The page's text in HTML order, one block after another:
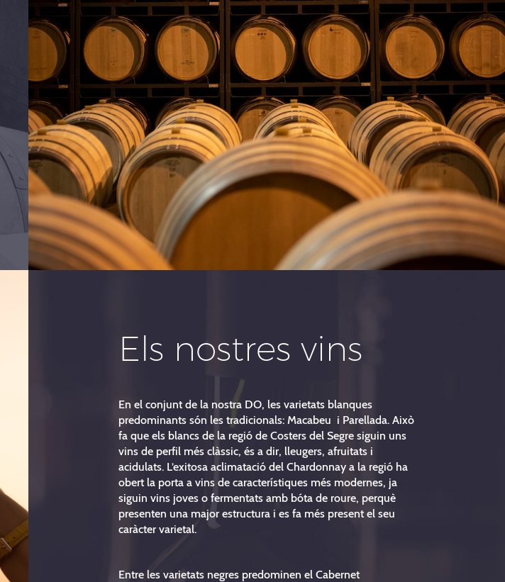
Els nostres vins
En el conjunt de la nostra DO, les varietats blanques
predominants són les tradicionals: Macabeu i Parellada. Això
fa que els blancs de la regió de Costers del Segre siguin uns
vins de perfil més clàssic, és a dir, lleugers, afruitats i
acidulats. L’exitosa aclimatació del Chardonnay a la regió ha
obert la porta a vins de característiques més modernes, ja
siguin vins joves o fermentats amb bóta de roure, perquè
presenten una major estructura i es fa més present el seu
caràcter varietal.
Entre les varietats negres predominen el Cabernet